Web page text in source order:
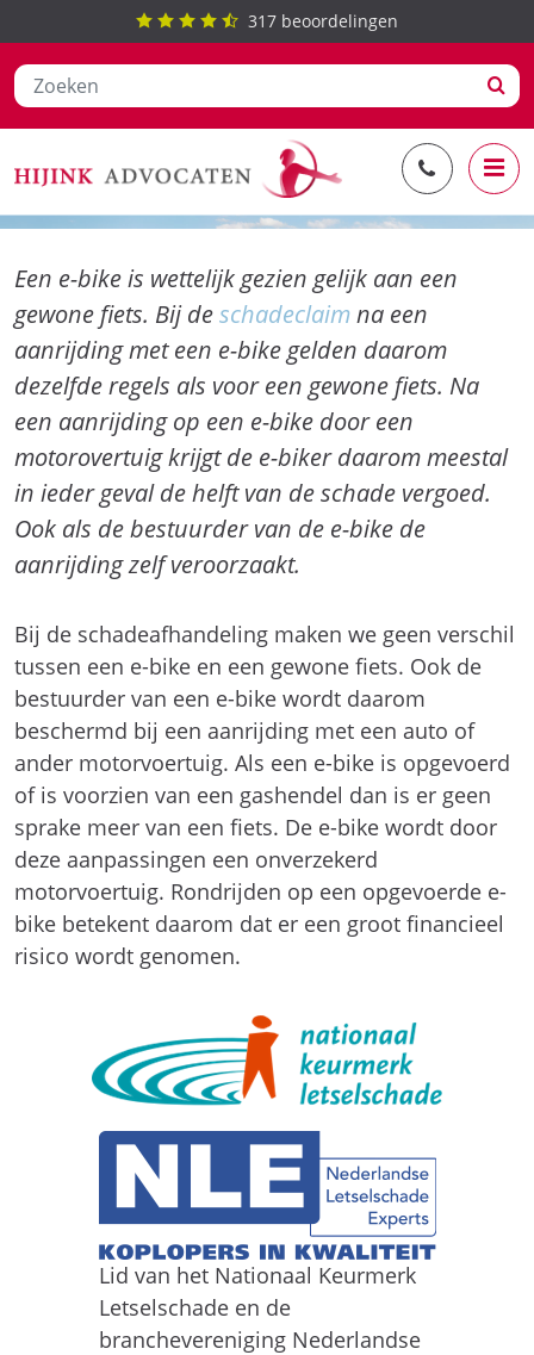
naar
de
317 beoordelingen
Schadeclaim aanrijding e-bike
Een e-bike is wettelijk gezien gelijk aan een
gewone fiets. Bij deschadeclaimna een
aanrijding met een e-bike gelden daarom
dezelfde regels als voor een gewone fiets. Na
een aanrijding op een e-bike door een
motorovertuig krijgt de e-biker daarom meestal
in ieder geval de helft van de schade vergoed.
Ook als de bestuurder van de e-bike de
aanrijding zelf veroorzaakt.
Bij de schadeafhandeling maken we geen verschil
tussen een e-bike en een gewone fiets. Ook de
bestuurder van een e-bike wordt daarom
beschermd bij een aanrijding met een auto of
ander motorvoertuig. Als een e-bike is opgevoerd
of is voorzien van een gashendel dan is er geen
sprake meer van een fiets. De e-bike wordt door
deze aanpassingen een onverzekerd
motorvoertuig. Rondrijden op een opgevoerde e-
bike betekent daarom dat er een groot financieel
risico wordt genomen.
Lid van het Nationaal Keurmerk
Letselschade en de
branchevereniging Nederlandse